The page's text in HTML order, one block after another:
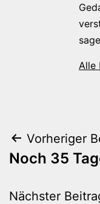
Alle
Vorheriger
Noch 35
Nächster